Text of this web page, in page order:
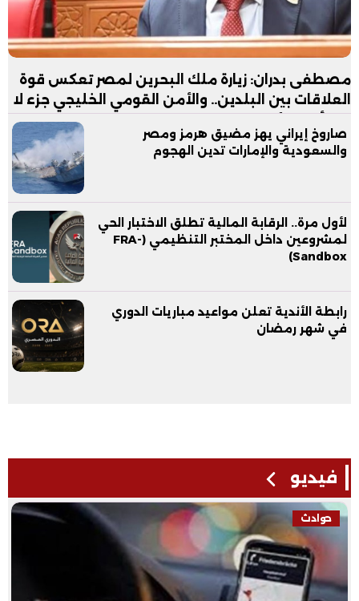
مصطفى بدران: زيارة ملك البحرين لمصر تعكس قوة
العلاقات بين البلدين.. والأمن القومي الخليجي جزء لا
صاروخ إيراني يهز مضيق هرمز ومصر
والسعودية والإمارات تدين الهجوم
لأول مرة.. الرقابة المالية تطلق الاختبار الحي
لمشروعين داخل المختبر التنظيمي (FRA-
Sandbox)
رابطة الأندية تعلن مواعيد مباريات الدوري
في شهر رمضان
فيديو
حوادث